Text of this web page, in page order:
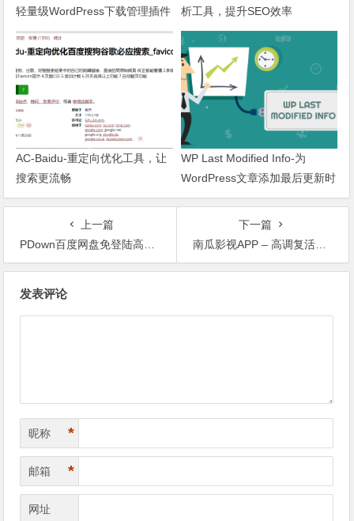
轻量级WordPress下载管理插件
析工具，提升SEO效率
AC-Baidu-重定向优化工具，让
搜索更流畅
WP Last Modified Info-为
WordPress文章添加最后更新时
间
上一篇
PDown百度网盘免登陆高速下载器
下一篇
南瓜影视APP – 高调复活低调使用！
发表评论
昵称 *
邮箱 *
网址